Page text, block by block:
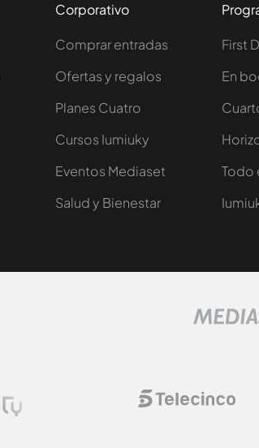
Corporativo
Comprar entradas
Ofertas y regalos
Planes Cuatro
Cursos Iumiuky
Eventos Mediaset
Salud y Bienestar
First
En
Todo